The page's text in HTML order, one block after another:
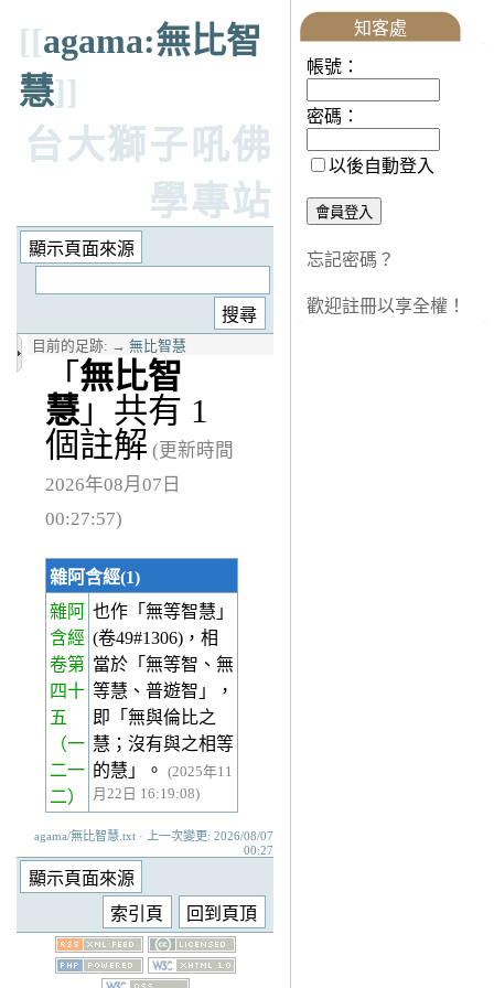
[[agama:無比智
慧]]
台大獅子吼佛
學專站
目前的足跡: → 無比智慧
「 無比智
慧 」共有 1
個註解 (更新時間
2026年08月07日
00:27:57)
雜阿含經(1)
雜阿
含經
卷第
四十
五
（一
二一
二）
也作「無等智慧」
(卷49#1306)，相
當於「無等智、無
等慧、普遊智」，
即「無與倫比之
慧；沒有與之相等
的慧」。
(2025年11
月22日 16:19:08)
agama/無比智慧.txt · 上一次變更: 2026/08/07
00:27
知客處
帳號：
密碼：
以後自動登入
忘記密碼？
歡迎註冊以享全權！